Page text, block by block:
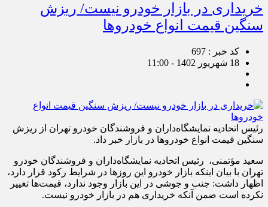
خریداری در بازار خودرو نیست/ ریزش
سنگین قیمت انواع خودرو‌ها
کد خبر : 697
18 شهریور 1402 - 11:00
رئیس اتحادیه نمایشگاه‌داران و فروشندگان خودرو تهران از ریزش
سنگین قیمت انواع خودرو‌ها در بازار خبر داد.
سعید مؤتمنی، رئیس اتحادیه نمایشگاه‌داران و فروشندگان خودرو
تهران با بیان اینکه بازار خودرو این روز‌ها در شرایط رکود قرار دارد،
اظهار داشت: جنب و جوشی در این بازار وجود ندارد، قیمت‌ها تغییر
نکرده است ضمن آنکه خریداری هم در بازار خودرو نیست.